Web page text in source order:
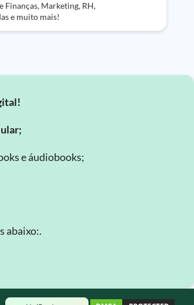
Finanças, Marketing, RH,
e muito mais!
e áudiobooks;
abaixo:.